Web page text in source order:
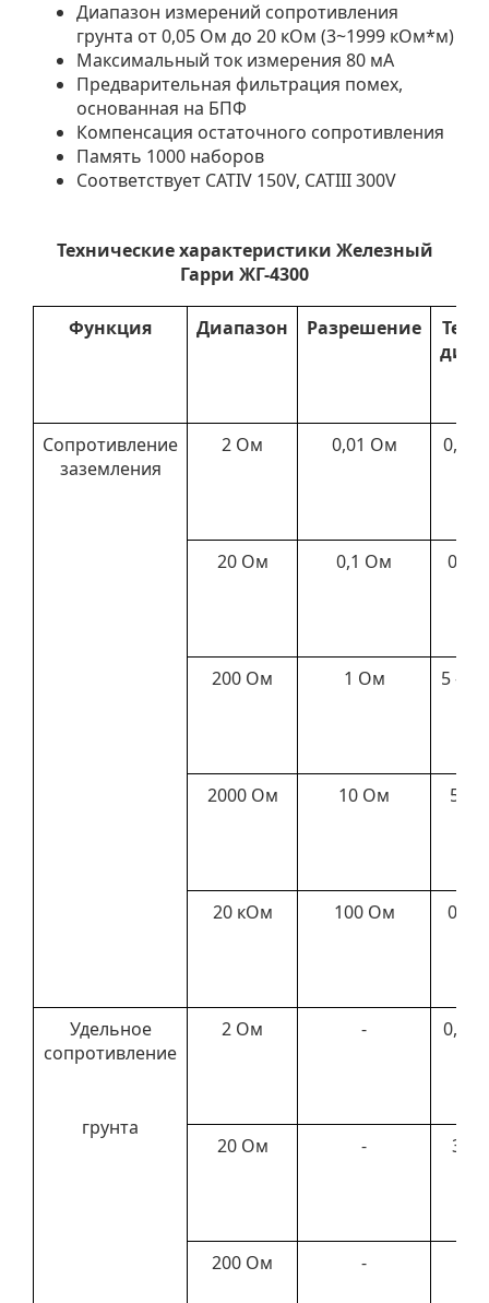
Диапазон измерений сопротивления
грунта от 0,05 Ом до 20 кОм (3~1999 кОм*м)
Максимальный ток измерения 80 мА
Предварительная фильтрация помех,
основанная на БПФ
Компенсация остаточного сопротивления
Память 1000 наборов
Соответствует CATIV 150V, CATIII 300V
Технические характеристики Железный
Гарри ЖГ-4300
Функция Диапазон Разрешение
Сопротивление
заземления
2 Ом 0,01 Ом
0,05
20 Ом 0,1 Ом
0,5
200 Ом 1 Ом 5 –
2000 Ом 10 Ом
50 –
20 кОм 100 Ом
0,5
Удельное
сопротивление
грунта
2 Ом -
0,3 –
20 Ом -
3 –
200 Ом -